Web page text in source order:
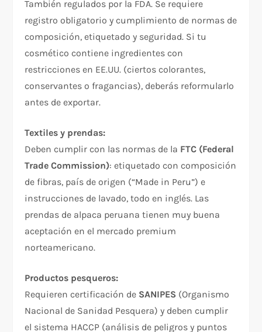
También regulados por la FDA. Se requiere
registro obligatorio y cumplimiento de normas de
composición, etiquetado y seguridad. Si tu
cosmético contiene ingredientes con
restricciones en EE.UU. (ciertos colorantes,
conservantes o fragancias), deberás reformularlo
antes de exportar.
Textiles y prendas:
Deben cumplir con las normas de la FTC (Federal
Trade Commission): etiquetado con composición
de fibras, país de origen (“Made in Peru”) e
instrucciones de lavado, todo en inglés. Las
prendas de alpaca peruana tienen muy buena
aceptación en el mercado premium
norteamericano.
Productos pesqueros:
Requieren certificación de SANIPES (Organismo
Nacional de Sanidad Pesquera) y deben cumplir
el sistema HACCP (análisis de peligros y puntos